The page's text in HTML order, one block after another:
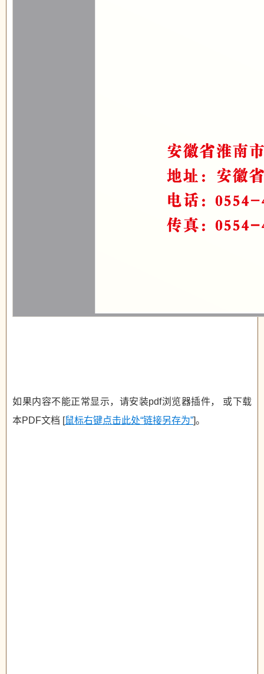
如果内容不能正常显示，请安装pdf浏览器插件， 或下载
本PDF文档 [鼠标右键点击此处“链接另存为”]。